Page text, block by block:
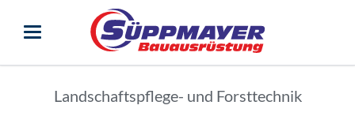
Landschaftspflege- und Forsttechnik